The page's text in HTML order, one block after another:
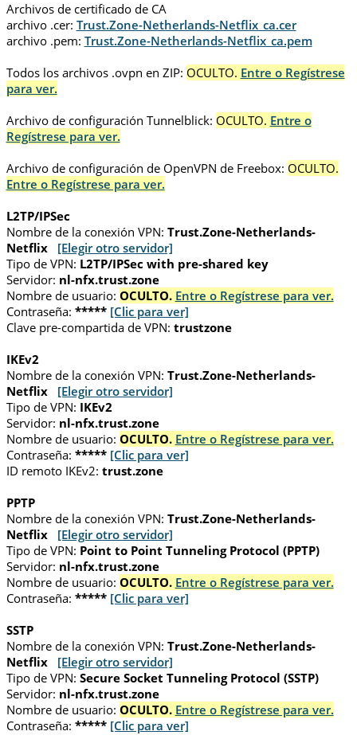
Archivos de certificado de CA
archivo .cer: Trust.Zone-Netherlands-Netflix_ca.cer
archivo .pem: Trust.Zone-Netherlands-Netflix_ca.pem
Todos los archivos .ovpn en ZIP: OCULTO. Entre o Regístrese
para ver.
Archivo de configuración Tunnelblick: OCULTO. Entre o
Regístrese para ver.
Archivo de configuración de OpenVPN de Freebox: OCULTO.
Entre o Regístrese para ver.
L2TP/IPSec
Nombre de la conexión VPN: Trust.Zone-Netherlands-
Netflix
[Elegir otro servidor]
Tipo de VPN: L2TP/IPSec with pre-shared key
Servidor: nl-nfx.trust.zone
Nombre de usuario: OCULTO. Entre o Regístrese para ver.
Contraseña: ***** [Clic para ver]
Clave pre-compartida de VPN: trustzone
IKEv2
Nombre de la conexión VPN: Trust.Zone-Netherlands-
Netflix
[Elegir otro servidor]
Tipo de VPN: IKEv2
Servidor: nl-nfx.trust.zone
Nombre de usuario: OCULTO. Entre o Regístrese para ver.
Contraseña: ***** [Clic para ver]
ID remoto IKEv2: trust.zone
PPTP
Nombre de la conexión VPN: Trust.Zone-Netherlands-
Netflix
[Elegir otro servidor]
Tipo de VPN: Point to Point Tunneling Protocol (PPTP)
Servidor: nl-nfx.trust.zone
Nombre de usuario: OCULTO. Entre o Regístrese para ver.
Contraseña: ***** [Clic para ver]
SSTP
Nombre de la conexión VPN: Trust.Zone-Netherlands-
Netflix
[Elegir otro servidor]
Tipo de VPN: Secure Socket Tunneling Protocol (SSTP)
Servidor: nl-nfx.trust.zone
Nombre de usuario: OCULTO. Entre o Regístrese para ver.
Contraseña: ***** [Clic para ver]